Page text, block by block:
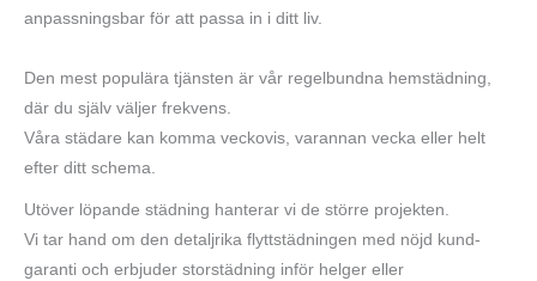
anpassningsbar för att passa in i ditt liv.
Den mest populära tjänsten är vår regelbundna hemstädning,
där du själv väljer frekvens.
Våra städare kan komma veckovis, varannan vecka eller helt
efter ditt schema.
Utöver löpande städning hanterar vi de större projekten.
Vi tar hand om den detaljrika flyttstädningen med nöjd kund-
garanti och erbjuder storstädning inför helger eller